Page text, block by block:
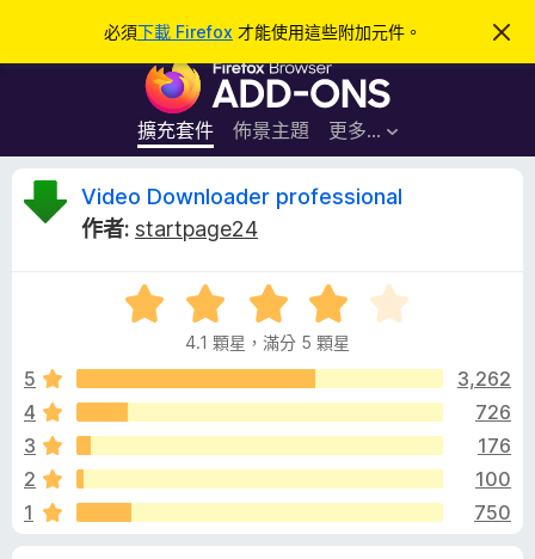
必須下載 Firefox 才能使用這些附加元件。
忽
此
F
r
e
o
覽
器
附
加
件
擴充套件 佈景主題 更多…
登入
V
e
o
D
Video Downloader professional
作者: startpage24
評
價
.
分
滿
5
4.1 顆星，滿分 5 顆星
5
3,262
4
726
3
176
2
100
1
750